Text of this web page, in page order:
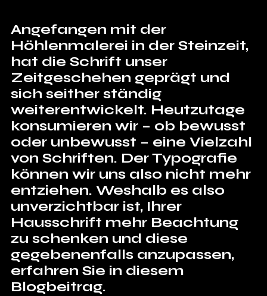
Angefangen mit der
Höhlenmalerei in der Steinzeit,
hat die Schrift unser
Zeitgeschehen geprägt und
sich seither ständig
weiterentwickelt. Heutzutage
konsumieren wir – ob bewusst
oder unbewusst – eine Vielzahl
von Schriften. Der Typografie
können wir uns also nicht mehr
entziehen. Weshalb es also
unverzichtbar ist, Ihrer
Hausschrift mehr Beachtung
zu schenken und diese
gegebenenfalls anzupassen,
erfahren Sie in diesem
Blogbeitrag.